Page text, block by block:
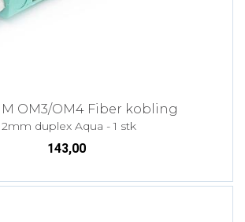
OM3/OM4 Fiber kobling
2mm duplex Aqua - 1 stk
143,00